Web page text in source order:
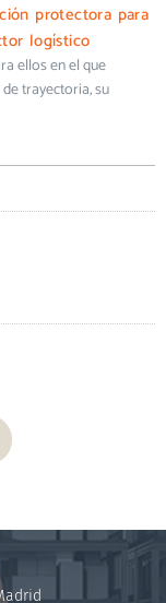
protectora para
logístico
ellos en el que
trayectoria, su